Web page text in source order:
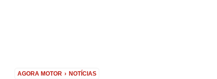
AGORA MOTOR NOTÍCIAS